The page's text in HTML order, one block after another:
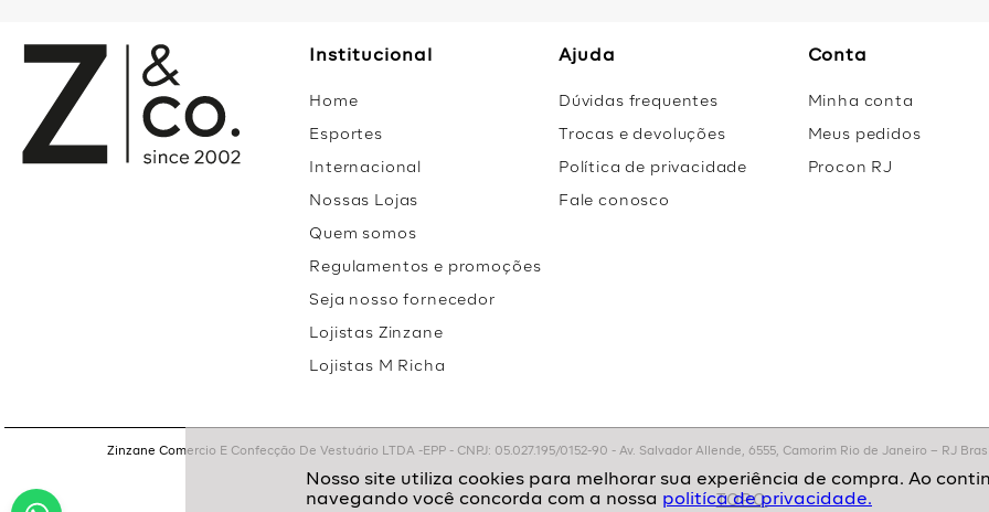
politíca de privacidade.
Institucional
Home
Esportes
Internacional
Nossas Lojas
Quem somos
Regulamentos e promoções
Seja nosso fornecedor
Lojistas Zinzane
Lojistas M Richa
Ajuda
Dúvidas frequentes
Trocas e devoluções
Política de privacidade
Fale conosco
Conta
Minha conta
Meus pedidos
Procon RJ
Zinzane Comercio E Confecção De Vestuário LTDA -EPP - CNPJ: 05.027.195/0152-90 - Av. Salvador Allende, 6555, Camorim Rio de Janeiro – RJ
TOPO